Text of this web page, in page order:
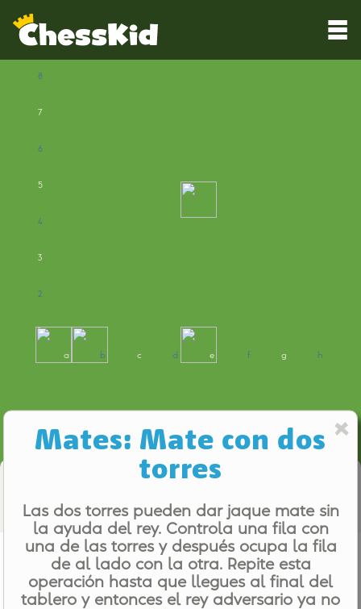
Mates: Mate con dos
torres
Las dos torres pueden dar jaque mate sin
la ayuda del rey. Controla una fila con
una de las torres y después ocupa la fila
de al lado con la otra. Repite esta
operación hasta que llegues al final del
tablero y entonces el rey adversario ya no
8
7
6
5
4
3
2
1
a b c d e f g h
Computer Coach
Mates: Mate con dos torres
Even (0.00)